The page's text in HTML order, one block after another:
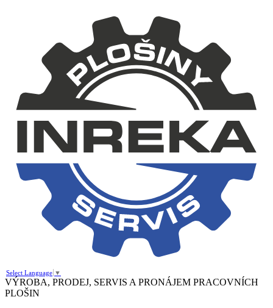
Select Language ▼
VÝROBA, PRODEJ, SERVIS A PRONÁJEM PRACOVNÍCH
PLOŠIN